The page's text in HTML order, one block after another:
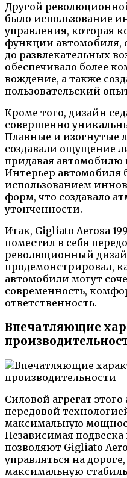
Другой
было использование
управления, которая
функции автомобиля,
до развлекательных
обеспечивало более
вождение, а также
пользовательский
Кроме того, дизайн
совершенно
Плавные и изогнутые
создавали ощущение
придавая
Интерьер автомобиля
использованием
форм, что создавало
утонченности.
Итак, Gigliato Aerosa
поместил в себя
революционный
продемонстрировал,
автомобили могут
современность,
ответственность.
Впечатляющие
Силовой агрегат
передовой
максимальную
Независимая
позволяют Gigliato
управляться на
максимальную